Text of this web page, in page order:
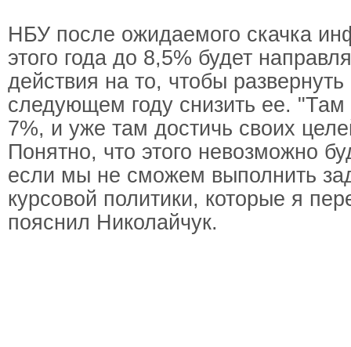
НБУ после ожидаемого скачка
этого года до 8,5% будет
действия на то, чтобы
следующем году снизить ее.
7%, и уже там достичь своих
Понятно, что этого невозможно
если мы не сможем выполнить
курсовой политики, которые я
пояснил Николайчук.